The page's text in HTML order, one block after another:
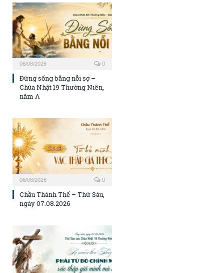
06/08/2026 0
Đừng sống bằng nỗi sợ –
Chúa Nhật 19 Thường Niên,
năm A
06/08/2026 0
Chầu Thánh Thể – Thứ Sáu,
ngày 07.08.2026